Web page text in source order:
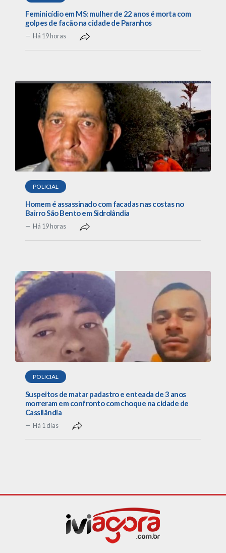
Feminicídio em MS: mulher de 22 anos é morta com
golpes de facão na cidade de Paranhos
Há 19 horas
POLICIAL
Homem é assassinado com facadas nas costas no
Bairro São Bento em Sidrolândia
Há 19 horas
POLICIAL
Suspeitos de matar padastro e enteada de 3 anos
morreram em confronto com choque na cidade de
Cassilândia
Há 1 dias